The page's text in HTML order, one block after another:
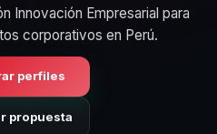
Innovación Empresarial para
corporativos en Perú.
perfiles
propuesta